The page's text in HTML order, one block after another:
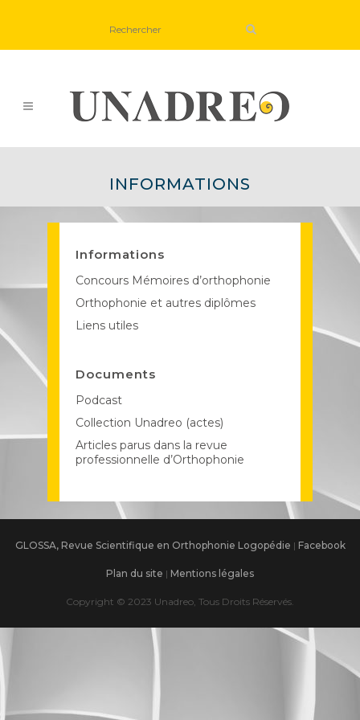
INFORMATIONS
Informations
Concours Mémoires d’orthophonie
Orthophonie et autres diplômes
Liens utiles
Documents
Podcast
Collection Unadreo (actes)
Articles parus dans la revue
professionnelle d’Orthophonie
GLOSSA, Revue Scientifique en Orthophonie Logopédie | Facebook
Plan du site | Mentions légales
Copyright © 2023 Unadreo, Tous Droits Réservés.